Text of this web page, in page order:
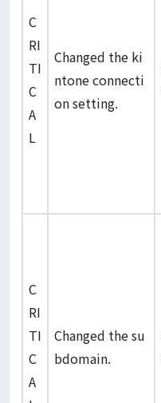
C
RI
TI
C
A
L
Changed the ki
ntone connecti
on setting.
C
RI
TI
C
A
Changed the su
bdomain.